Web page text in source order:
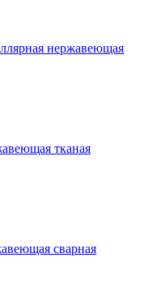
нержавеющая
тканая
сварная